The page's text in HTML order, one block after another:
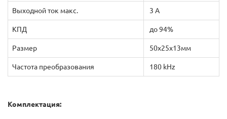
Выходной ток макс. 3 А
КПД до 94%
Размер 50x25x13мм
Частота преобразования 180 kHz
Комплектация: